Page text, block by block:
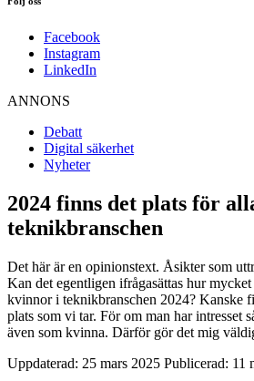
Facebook
Instagram
LinkedIn
ANNONS
Debatt
Digital säkerhet
Nyheter
2024 finns det plats för
teknikbranschen
Det här är en opinionstext. Åsikter som
Kan det egentligen ifrågasättas hur
kvinnor i teknikbranschen 2024? Kanske
plats som vi tar. För om man har intresset
även som kvinna. Därför gör det mig
Uppdaterad: 25 mars 2025 Publicerad: 11